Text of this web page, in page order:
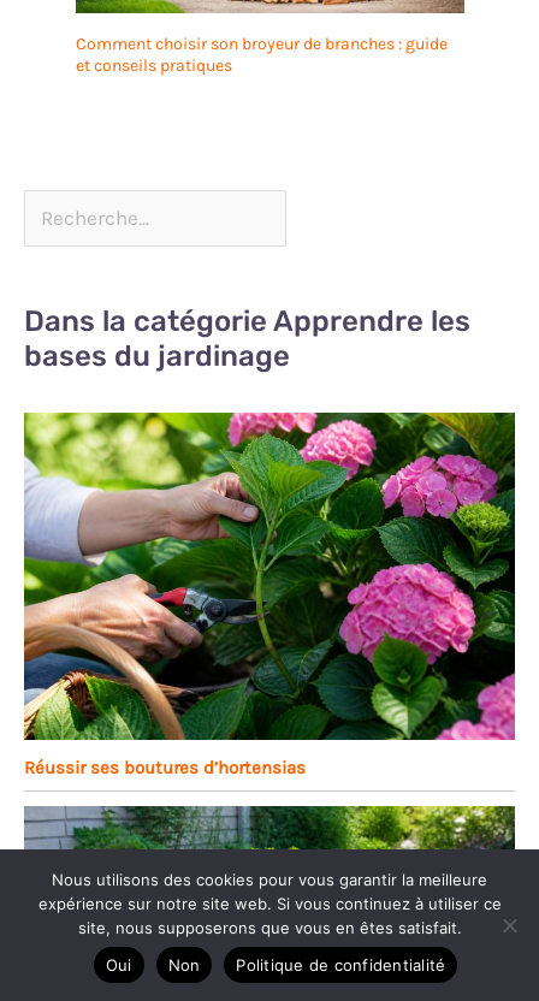
Comment choisir son broyeur de branches : guide
et conseils pratiques
Dans la catégorie Apprendre les
bases du jardinage
Réussir ses boutures d’hortensias
Nous utilisons des cookies pour vous garantir la meilleure
expérience sur notre site web. Si vous continuez à utiliser ce
site, nous supposerons que vous en êtes satisfait.
Oui
Non Politique de confidentialité